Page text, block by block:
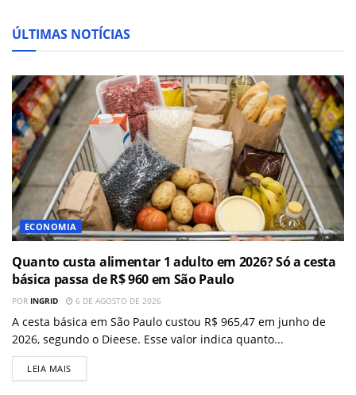
ÚLTIMAS NOTÍCIAS
ECONOMIA
Quanto custa alimentar 1 adulto em 2026? Só a cesta
básica passa de R$ 960 em São Paulo
POR INGRID 6 DE AGOSTO DE 2026
A cesta básica em São Paulo custou R$ 965,47 em junho de
2026, segundo o Dieese. Esse valor indica quanto...
LEIA MAIS